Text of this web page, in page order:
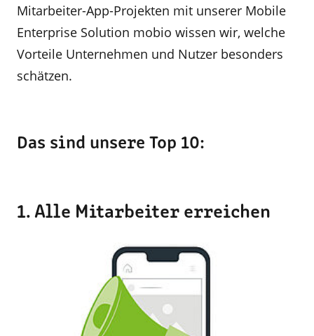
Mitarbeiter-App-Projekten mit unserer Mobile
Enterprise Solution mobio wissen wir, welche
Vorteile Unternehmen und Nutzer besonders
schätzen.
Das sind unsere Top 10:
1. Alle Mitarbeiter erreichen